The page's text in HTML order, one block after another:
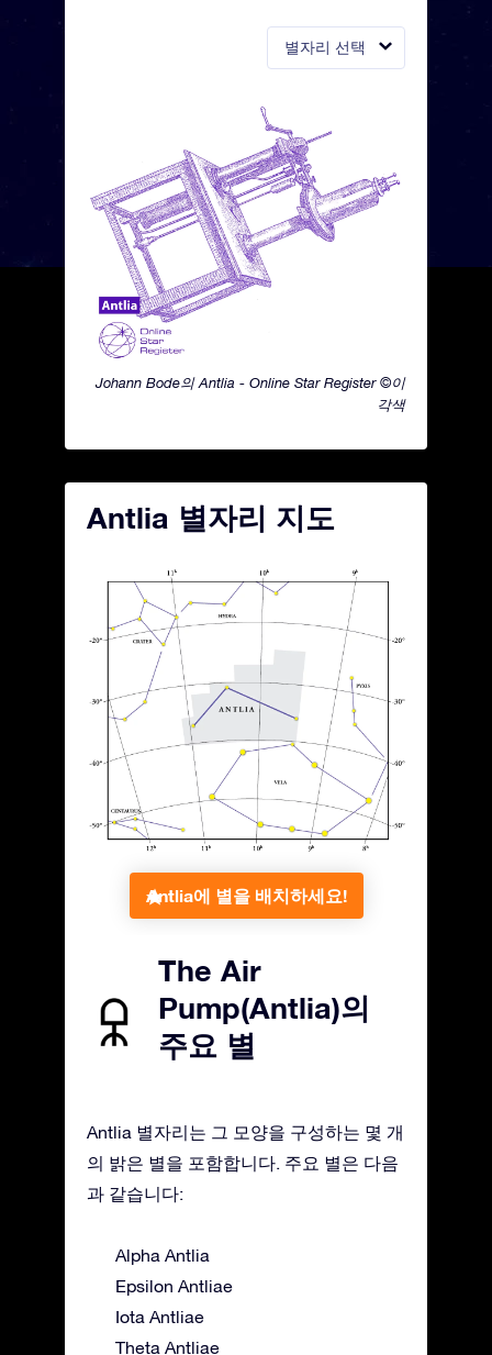
별자리 선택
Johann Bode의 Antlia - Online Star Register ©이
각색
Antlia 별자리 지도
Antlia에 별을 배치하세요!
The Air
Pump(Antlia)의
주요 별
Antlia 별자리는 그 모양을 구성하는 몇 개
의 밝은 별을 포함합니다. 주요 별은 다음
과 같습니다:
Alpha Antlia
Epsilon Antliae
Iota Antliae
Theta Antliae